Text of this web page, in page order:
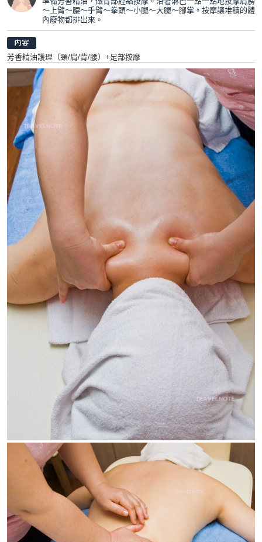
～上臂～腰～手臂～拳頭～小腿～大腿～腳掌。按摩讓堆積的體
內廢物都排出來。
芳香精油護理（頸/肩/背/腰）+足部按摩